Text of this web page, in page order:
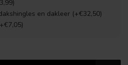
en dakleer (+€32,50)